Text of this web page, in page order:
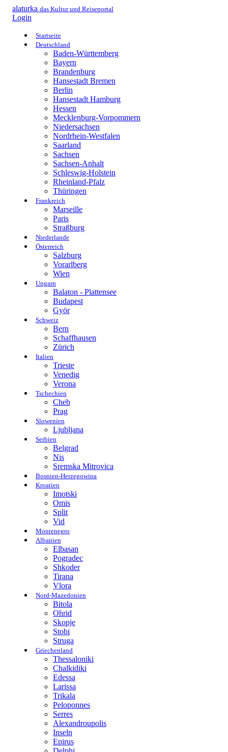
alaturka das Kultur und Reiseportal
Login
Startseite
Deutschland
Baden-Württemberg
Bayern
Brandenburg
Hansestadt Bremen
Berlin
Hansestadt Hamburg
Hessen
Mecklenburg-Vorpommern
Niedersachsen
Nordrhein-Westfalen
Saarland
Sachsen
Sachsen-Anhalt
Schleswig-Holstein
Rheinland-Pfalz
Thüringen
Frankreich
Marseille
Paris
Straßburg
Niederlande
Österreich
Salzburg
Vorarlberg
Wien
Ungarn
Balaton - Plattensee
Budapest
Györ
Schweiz
Bern
Schaffhausen
Zürich
Italien
Trieste
Venedig
Verona
Tschechien
Cheb
Prag
Slowenien
Ljubljana
Serbien
Belgrad
Nis
Sremska Mitrovica
Bosnien-Herzegowina
Kroatien
Imotski
Omis
Split
Vid
Montenegro
Albanien
Elbasan
Pogradec
Shkoder
Tirana
Vlora
Nord-Mazedonien
Bitola
Ohrid
Skopje
Stobi
Struga
Griechenland
Thessaloniki
Chalkidiki
Edessa
Larissa
Trikala
Peloponnes
Serres
Alexandroupolis
Inseln
Epirus